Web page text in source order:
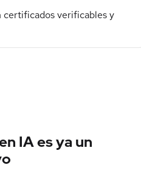
verificables y
IA es ya un